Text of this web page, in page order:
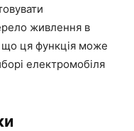
живлення в
що ця функція може
електромобіля